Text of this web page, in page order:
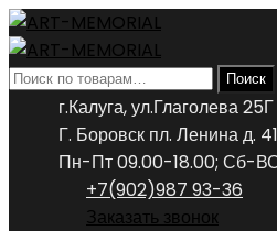
Искать: Поиск
г.Калуга, ул.Глаголева 25Г
Г. Боровск пл. Ленина д. 41
Пн-Пт 09.00-18.00; Сб-
+7(902)987 93-36
Заказать звонок